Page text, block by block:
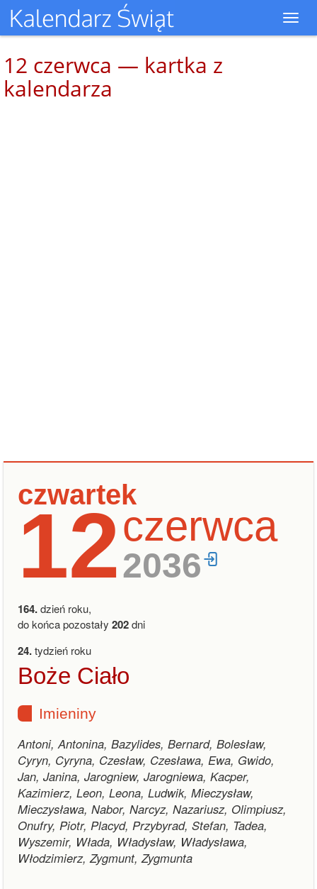
12 czerwca — kartka z
kalendarza
czwartek
12czerwca
2036
164.dzień roku,
do końca pozostały 202dni
24.tydzień roku
Boże Ciało
Imieniny
Antoni, Antonina, Bazylides, Bernard, Bolesław,
Cyryn, Cyryna, Czesław, Czesława, Ewa, Gwido,
Jan, Janina, Jarogniew, Jarogniewa, Kacper,
Kazimierz, Leon, Leona, Ludwik, Mieczysław,
Mieczysława, Nabor, Narcyz, Nazariusz, Olimpiusz,
Onufry, Piotr, Placyd, Przybyrad, Stefan, Tadea,
Wyszemir, Włada, Władysław, Władysława,
Włodzimierz, Zygmunt, Zygmunta